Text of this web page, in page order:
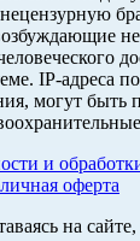
IP-адреса
могут быть
и
оферта
на сайте,